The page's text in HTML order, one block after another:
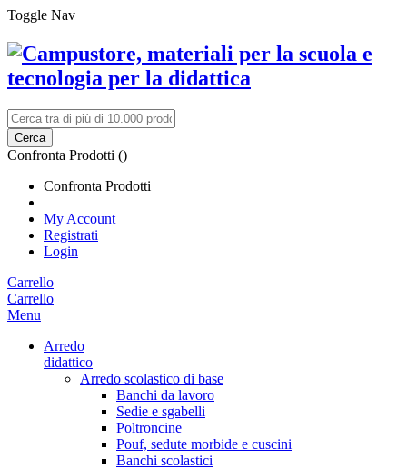
Toggle Nav
Cerca
Confronta Prodotti ()
Confronta Prodotti
My Account
Registrati
Login
Carrello
Carrello
Menu
Arredo
didattico
Arredo scolastico di base
Banchi da lavoro
Sedie e sgabelli
Poltroncine
Pouf, sedute morbide e cuscini
Banchi scolastici